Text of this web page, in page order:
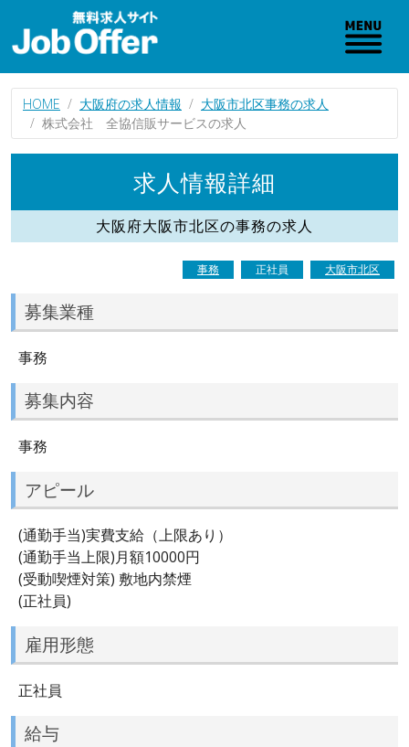
HOME 大阪府の求人情報
大阪市北区事務の求人
株式会社 全協信販サービスの求人
求人情報詳細
大阪府大阪市北区の事務の求人
事務 正社員 大阪市北区
募集業種
事務
募集内容
事務
アピール
(通勤手当)実費支給（上限あり）
(通勤手当上限)月額10000円
(受動喫煙対策) 敷地内禁煙
(正社員)
雇用形態
正社員
給与